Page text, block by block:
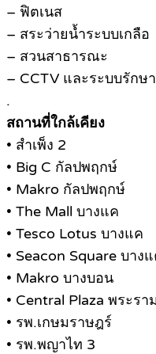
– ฟิตเนส
– สระว่ายน้ำระบบเกลือ
– สวนสาธารณะ
– CCTV และระบบรัก
.
สถานที่ใกล้เคียง
• สำเพ็ง 2
• Big C กัลปพฤกษ์
• Makro กัลปพฤกษ์
• The Mall บางแค
• Tesco Lotus บางแค
• Seacon Square บาง
• Makro บางบอน
• Central Plaza พระรา
• รพ.เกษมราษฎร์
• รพ.พญาไท 3